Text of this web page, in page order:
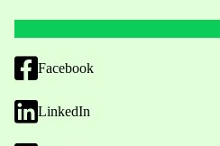
Facebook
LinkedIn